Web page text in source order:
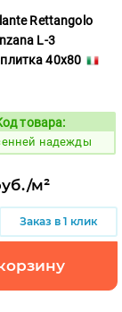
Rettangolo
L-3
40x80
852182
товара:
надежды
м²
Заказ в 1 клик